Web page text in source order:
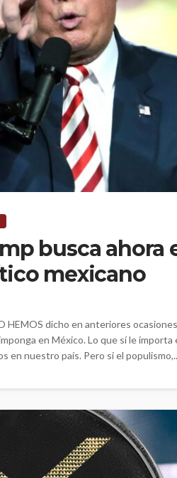
busca ahora
mexicano
HEMOS dicho en anteriores
en México. Lo que sí le
en nuestro país. Pero si el